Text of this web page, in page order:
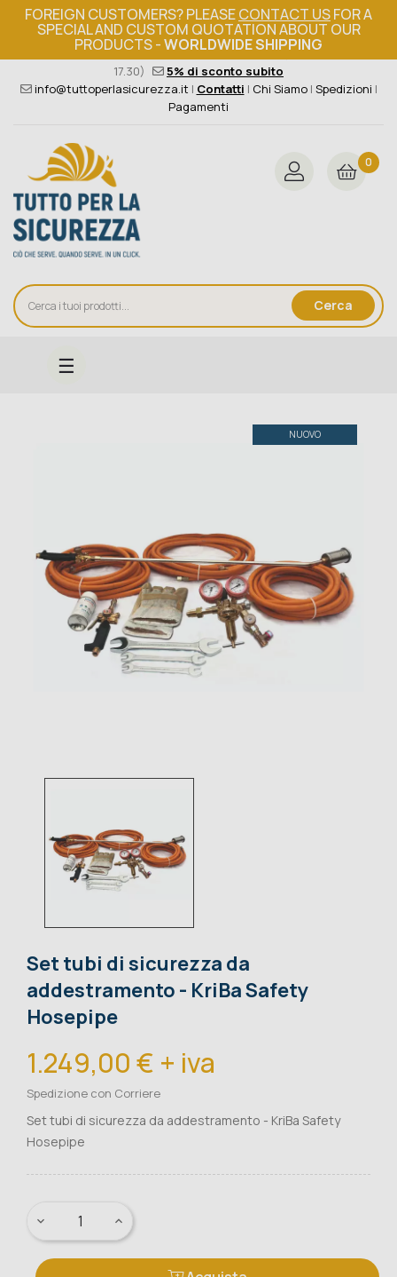
FOREIGN CUSTOMERS? PLEASECONTACT USFOR A
SPECIAL AND CUSTOM QUOTATION ABOUT OUR
PRODUCTS -WORLDWIDE SHIPPING
Ordine minimo 149€+iva 376 004 4000(Lun - Ven / 8.30 -
17.30)
5% di sconto subito
info@tuttoperlasicurezza.it | Contatti | Chi Siamo| Spedizioni |
Pagamenti
Cerca
0
navigazione
☰
NUOVO
Set tubi di sicurezza da
addestramento - KriBa Safety
Hosepipe
1.249,00 € + iva
Spedizione con Corriere
Set tubi di sicurezza da addestramento - KriBa Safety
Hosepipe